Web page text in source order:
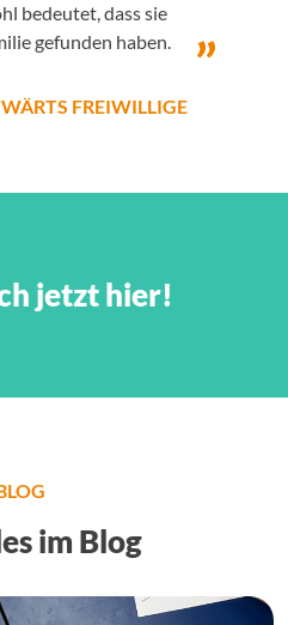
bedeutet, dass sie
gefunden haben.
FREIWILLIGE
FREIWILLIGE
jetzt hier!
im Blog